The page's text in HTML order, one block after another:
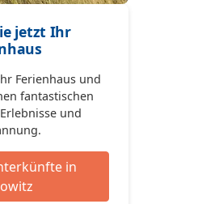
jetzt Ihr
Ferienhaus und
fantastischen
und
in